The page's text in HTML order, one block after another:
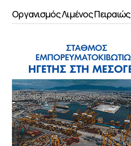
Οργανισμός Λιμένος Πειραιώς